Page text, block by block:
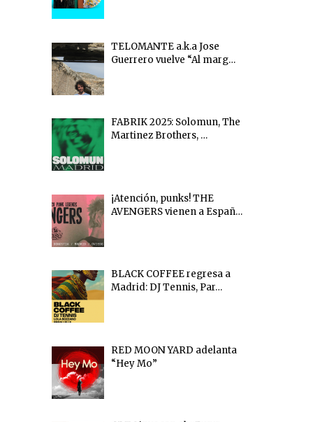
TELOMANTE a.k.a Jose
Guerrero vuelve “Al marg…
FABRIK 2025: Solomun, The
Martinez Brothers, …
¡Atención, punks! THE
AVENGERS vienen a Españ…
BLACK COFFEE regresa a
Madrid: DJ Tennis, Par…
RED MOON YARD adelanta
“Hey Mo”